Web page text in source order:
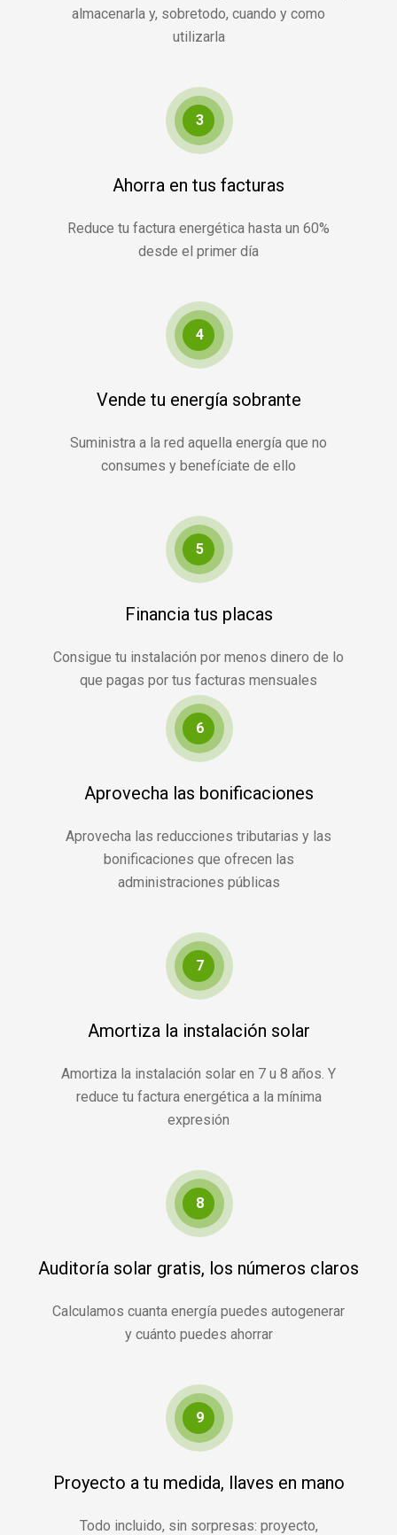
almacenarla y, sobretodo, cuando y como
utilizarla
3
Ahorra en tus facturas
Reduce tu factura energética hasta un 60%
desde el primer día
4
Vende tu energía sobrante
Suministra a la red aquella energía que no
consumes y benefíciate de ello
5
Financia tus placas
Consigue tu instalación por menos dinero de lo
que pagas por tus facturas mensuales
6
Aprovecha las bonificaciones
Aprovecha las reducciones tributarias y las
bonificaciones que ofrecen las
administraciones públicas
7
Amortiza la instalación solar
Amortiza la instalación solar en 7 u 8 años. Y
reduce tu factura energética a la mínima
expresión
8
Auditoría solar gratis, los números claros
Calculamos cuanta energía puedes autogenerar
y cuánto puedes ahorrar
9
Proyecto a tu medida, llaves en mano
Todo incluido, sin sorpresas: proyecto,